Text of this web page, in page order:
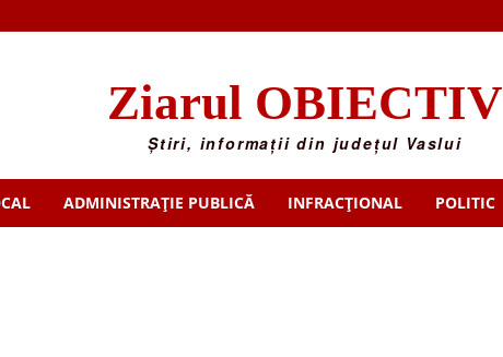
Ziarul OBIECTIV
Știri, informații din județul Vaslui
ADMINISTRAȚIE PUBLICĂ INFRACȚIONAL POLITIC